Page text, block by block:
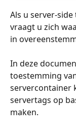
Als u server-
vraagt u zich
in
In deze
toestemming
servercontainer
servertags op
maken.